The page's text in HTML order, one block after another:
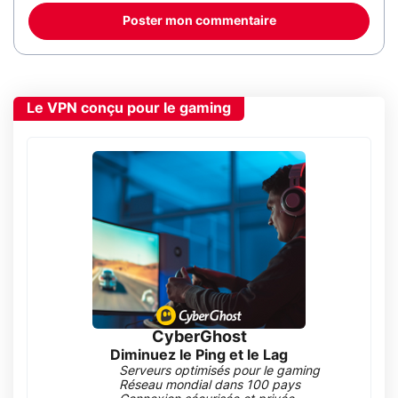
Poster mon commentaire
Le VPN conçu pour le gaming
CyberGhost
Diminuez le Ping et le Lag
Serveurs optimisés pour le gaming
Réseau mondial dans 100 pays